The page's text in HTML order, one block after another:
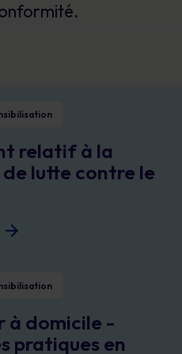
et protéger votre réputation.
relatif à la
lutte contre le
à domicile -
pratiques en